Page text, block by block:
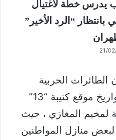
يدرس خطة لاغتيال
بانتظار “الرد الأخير”
21/
الحربية
قصفت بأكثر من 3 صواريخ موقع كتيبة “13”
لمخيم المغازي ، حيث
منازل المواطنين